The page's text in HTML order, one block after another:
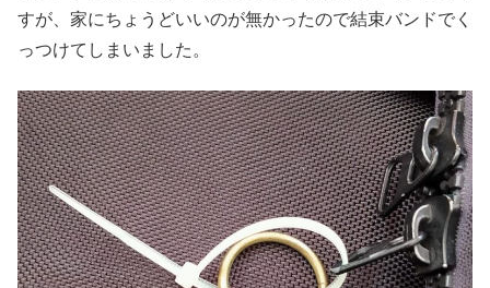
すが、家にちょうどいいのが無かったので結束バンドでく
っつけてしまいました。